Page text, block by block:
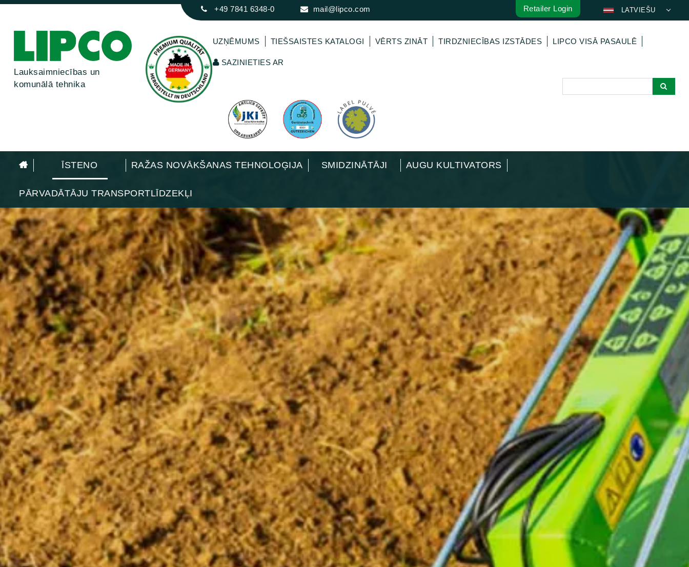
Lauksaimniecības un
komunālā tehnika
+49 7841 6348-0 mail@lipco.com
ENGLISH
日本語
РУССКИЙ
TÜRKÇE
MAGYAR
فارسی
NEDERLANDS
ROMÂNESC
SUOMALAINEN
SLOVENSKÁ
DANSK
ΕΛΛΗΝΙΚΉ
БЪЛГАРСКИ
SVENSKA
SLOVENSKI
EESTI
LIETUVIŲ
LATVIEŠU
Retailer Login
UZŅĒMUMS TIEŠSAISTES KATALOGI VĒRTS ZINĀT TIRDZNIECĪBAS IZSTĀDES LIPCO VISĀ PASAULĒ
SAZINIETIES AR
ĪSTENO RAŽAS NOVĀKŠANAS TEHNOLOĢIJA SMIDZINĀTĀJI AUGU KULTIVATORS
PĀRVADĀTĀJU TRANSPORTLĪDZEKĻI